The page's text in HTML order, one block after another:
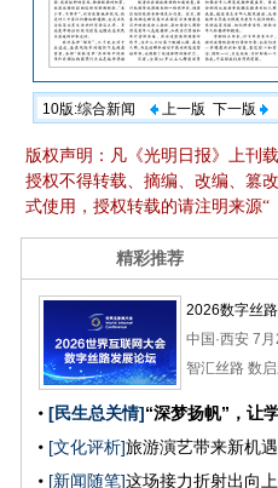
10版:综合新闻 上一版 下一版
版权声明：凡《光明日报》上刊
授权不得转载、摘编、改编、篡
式使用，授权转载的请注明来源“